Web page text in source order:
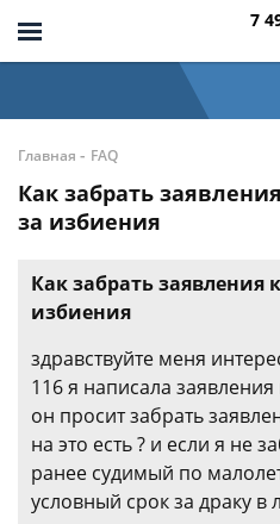
7
Главная - FAQ
Как забрать
за избиения
Как забрать заявления
избиения
здравствуйте меня
116 я написала
он просит забрать
на это есть ? и если я не
ранее судимый по
условный срок за драку